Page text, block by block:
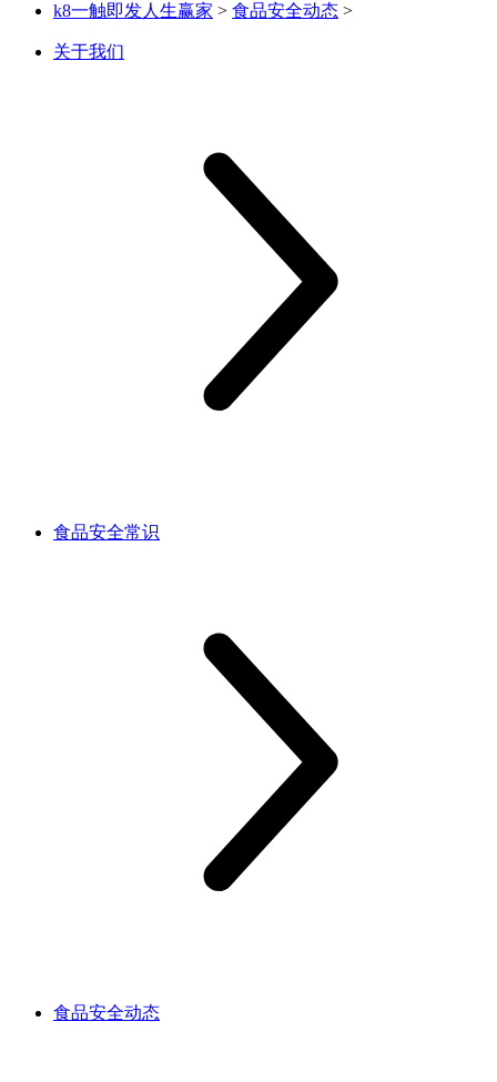
k8一触即发人生赢家 > 食品安全动态 >
关于我们
食品安全常识
食品安全动态